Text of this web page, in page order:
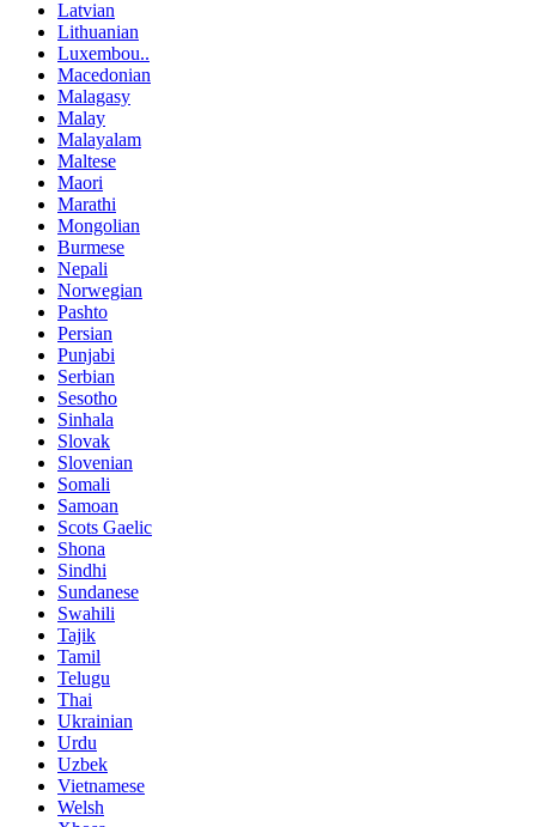
Latvian
Lithuanian
Luxembou..
Macedonian
Malagasy
Malay
Malayalam
Maltese
Maori
Marathi
Mongolian
Burmese
Nepali
Norwegian
Pashto
Persian
Punjabi
Serbian
Sesotho
Sinhala
Slovak
Slovenian
Somali
Samoan
Scots Gaelic
Shona
Sindhi
Sundanese
Swahili
Tajik
Tamil
Telugu
Thai
Ukrainian
Urdu
Uzbek
Vietnamese
Welsh